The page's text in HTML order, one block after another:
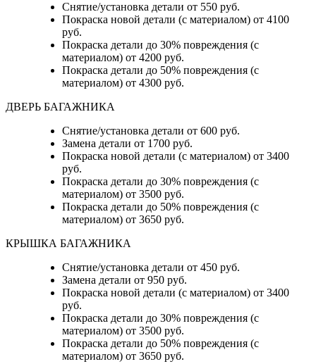
Снятие/установка детали от 550 руб.
Покраска новой детали (с материалом) от 4100
руб.
Покраска детали до 30% повреждения (с
материалом) от 4200 руб.
Покраска детали до 50% повреждения (с
материалом) от 4300 руб.
ДВЕРЬ БАГАЖНИКА
Снятие/установка детали от 600 руб.
Замена детали от 1700 руб.
Покраска новой детали (с материалом) от 3400
руб.
Покраска детали до 30% повреждения (с
материалом) от 3500 руб.
Покраска детали до 50% повреждения (с
материалом) от 3650 руб.
КРЫШКА БАГАЖНИКА
Снятие/установка детали от 450 руб.
Замена детали от 950 руб.
Покраска новой детали (с материалом) от 3400
руб.
Покраска детали до 30% повреждения (с
материалом) от 3500 руб.
Покраска детали до 50% повреждения (с
материалом) от 3650 руб.